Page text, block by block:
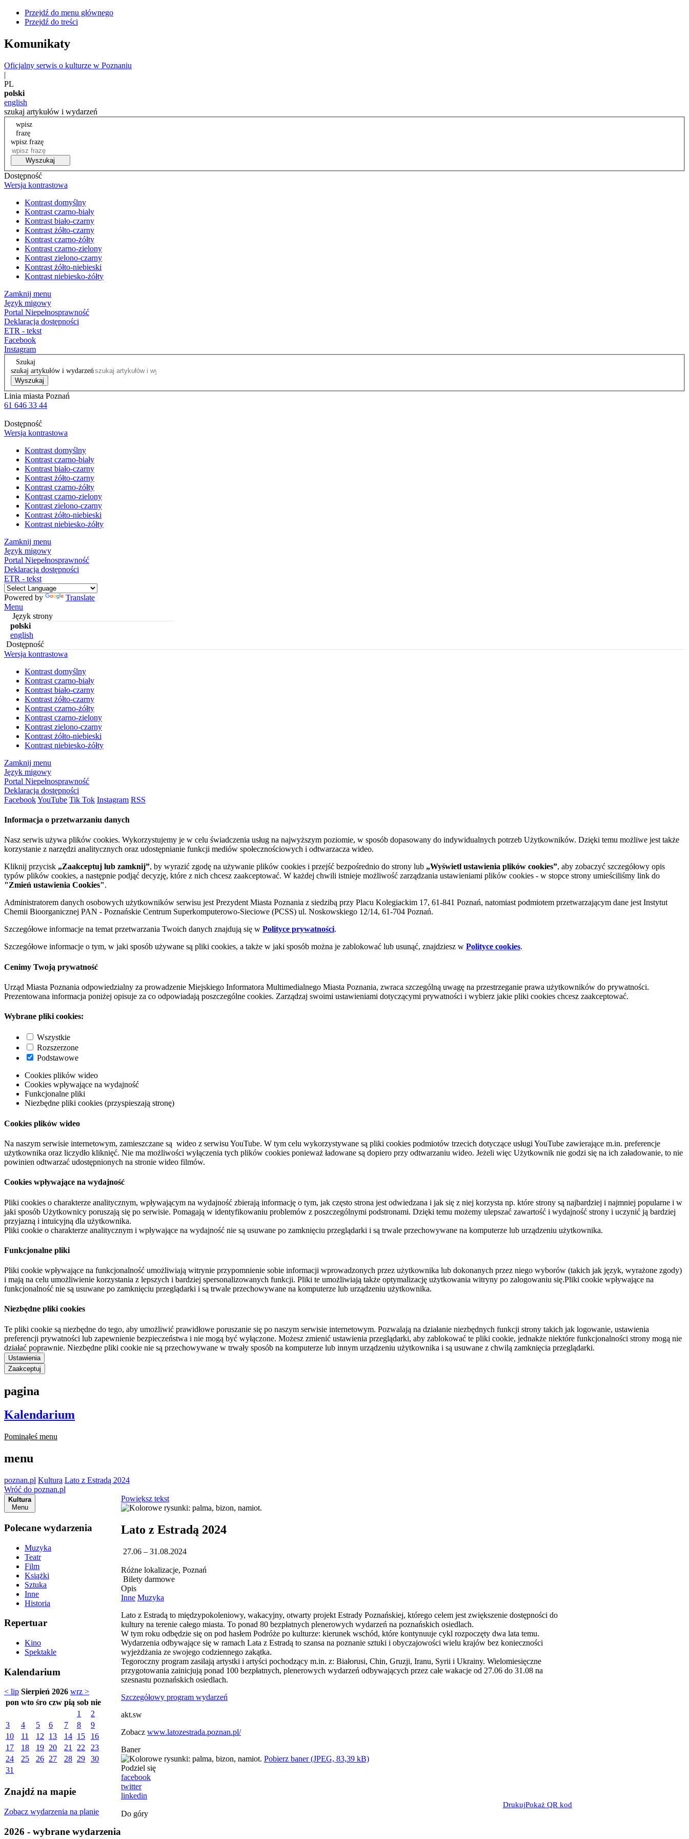
Przejdź do menu głównego
Przejdź do treści
Komunikaty
Oficjalny serwis o kulturze w Poznaniu
|
PL
polski
english
szukaj artykułów i wydarzeń
wpisz
frazę
wpisz frazę
Wyszukaj
Dostępność
Wersja kontrastowa
Kontrast domyślny
Kontrast czarno-biały
Kontrast biało-czarny
Kontrast żółto-czarny
Kontrast czarno-żółty
Kontrast czarno-zielony
Kontrast zielono-czarny
Kontrast żółto-niebieski
Kontrast niebiesko-żółty
Zamknij menu
Język migowy
Portal Niepełnosprawność
Deklaracja dostępności
ETR - tekst
Facebook
Instagram
Szukaj
szukaj artykułów i wydarzeń
Wyszukaj
Linia miasta Poznań
61 646 33 44
Dostępność
Wersja kontrastowa
Kontrast domyślny
Kontrast czarno-biały
Kontrast biało-czarny
Kontrast żółto-czarny
Kontrast czarno-żółty
Kontrast czarno-zielony
Kontrast zielono-czarny
Kontrast żółto-niebieski
Kontrast niebiesko-żółty
Zamknij menu
Język migowy
Portal Niepełnosprawność
Deklaracja dostępności
ETR - tekst
Powered by
Translate
Menu
Język strony
polski
english
Dostępność
Wersja kontrastowa
Kontrast domyślny
Kontrast czarno-biały
Kontrast biało-czarny
Kontrast żółto-czarny
Kontrast czarno-żółty
Kontrast czarno-zielony
Kontrast zielono-czarny
Kontrast żółto-niebieski
Kontrast niebiesko-żółty
Zamknij menu
Język migowy
Portal Niepełnosprawność
Deklaracja dostępności
FacebookYouTube Tik Tok Instagram RSS
Informacja o przetwarzaniu danych
Nasz serwis używa plików cookies. Wykorzystujemy je w celu świadczenia usług na najwyższym poziomie, w sposób dopasowany do indywidualnych potrzeb Użytkowników. Dzięki temu możliwe jest także
korzystanie z narzędzi analitycznych oraz udostępnianie funkcji mediów społecznościowych i odtwarzacza wideo.
Kliknij przycisk „Zaakceptuj lub zamknij”, by wyrazić zgodę na używanie plików cookies i przejść bezpośrednio do strony lub „Wyświetl ustawienia plików cookies”, aby zobaczyć szczegółowy opis
typów plików cookies, a następnie podjąć decyzję, które z nich chcesz zaakceptować. W każdej chwili istnieje możliwość zarządzania ustawieniami plików cookies - w stopce strony umieściliśmy link do
"Zmień ustawienia Cookies".
Administratorem danych osobowych użytkowników serwisu jest Prezydent Miasta Poznania z siedzibą przy Placu Kolegiackim 17, 61-841 Poznań, natomiast podmiotem przetwarzającym dane jest Instytut
Chemii Bioorganicznej PAN - Poznańskie Centrum Superkomputerowo-Sieciowe (PCSS) ul. Noskowskiego 12/14, 61-704 Poznań.
Szczegółowe informacje na temat przetwarzania Twoich danych znajdują się w Polityce prywatności.
Szczegółowe informacje o tym, w jaki sposób używane są pliki cookies, a także w jaki sposób można je zablokować lub usunąć, znajdziesz w Polityce cookies.
Cenimy Twoją prywatność
Urząd Miasta Poznania odpowiedzialny za prowadzenie Miejskiego Informatora Multimedialnego Miasta Poznania, zwraca szczególną uwagę na przestrzeganie prawa użytkowników do prywatności.
Prezentowana informacja poniżej opisuje za co odpowiadają poszczególne cookies. Zarządzaj swoimi ustawieniami dotyczącymi prywatności i wybierz jakie pliki cookies chcesz zaakceptować.
Wybrane pliki cookies:
Wszystkie
Rozszerzone
Podstawowe
Cookies plików wideo
Cookies wpływające na wydajność
Funkcjonalne pliki
Niezbędne pliki cookies (przyspieszają stronę)
Cookies plików wideo
Na naszym serwisie internetowym, zamieszczane są wideo z serwisu YouTube. W tym celu wykorzystywane są pliki cookies podmiotów trzecich dotyczące usługi YouTube zawierające m.in. preferencje
użytkownika oraz liczydło kliknięć. Nie ma możliwości wyłączenia tych plików cookies ponieważ ładowane są dopiero przy odtwarzaniu wideo. Jeżeli więc Użytkownik nie godzi się na ich załadowanie, to nie
powinien odtwarzać udostępnionych na stronie wideo filmów.
Cookies wpływające na wydajność
Pliki cookies o charakterze analitycznym, wpływającym na wydajność zbierają informację o tym, jak często strona jest odwiedzana i jak się z niej korzysta np. które strony są najbardziej i najmniej popularne i w
jaki sposób Użytkownicy poruszają się po serwisie. Pomagają w identyfikowaniu problemów z poszczególnymi podstronami. Dzięki temu możemy ulepszać zawartość i wydajność strony i uczynić ją bardziej
przyjazną i intuicyjną dla użytkownika.
Pliki cookie o charakterze analitycznym i wpływające na wydajność nie są usuwane po zamknięciu przeglądarki i są trwale przechowywane na komputerze lub urządzeniu użytkownika.
Funkcjonalne pliki
Pliki cookie wpływające na funkcjonalność umożliwiają witrynie przypomnienie sobie informacji wprowadzonych przez użytkownika lub dokonanych przez niego wyborów (takich jak język, wyrażone zgody)
i mają na celu umożliwienie korzystania z lepszych i bardziej spersonalizowanych funkcji. Pliki te umożliwiają także optymalizację użytkowania witryny po zalogowaniu się.Pliki cookie wpływające na
funkcjonalność nie są usuwane po zamknięciu przeglądarki i są trwale przechowywane na komputerze lub urządzeniu użytkownika.
Niezbędne pliki cookies
Te pliki cookie są niezbędne do tego, aby umożliwić prawidłowe poruszanie się po naszym serwisie internetowym. Pozwalają na działanie niezbędnych funkcji strony takich jak logowanie, ustawienia
preferencji prywatności lub zapewnienie bezpieczeństwa i nie mogą być wyłączone. Możesz zmienić ustawienia przeglądarki, aby zablokować te pliki cookie, jednakże niektóre funkcjonalności strony mogą nie
działać poprawnie. Niezbędne pliki cookie nie są przechowywane w trwały sposób na komputerze lub innym urządzeniu użytkownika i są usuwane z chwilą zamknięcia przeglądarki.
Ustawienia
Zaakceptuj
pagina
Kalendarium
Pominąłeś menu
menu
poznan.pl Kultura Lato z Estradą 2024
Wróć do poznan.pl
Kultura
Menu
Polecane wydarzenia
Muzyka
Teatr
Film
Książki
Sztuka
Inne
Historia
Repertuar
Kino
Spektakle
Kalendarium
< lip Sierpień 2026 wrz >
pon wto śro czw pią sob nie
1
2
3
4 5 6 7 8
9
10
11 12 13 14 15
16
17
18 19 20 21 22
23
24
25 26 27 28 29
30
31
Znajdź na mapie
Zobacz wydarzenia na planie
2026 - wybrane wydarzenia
Powiększ tekst
Lato z Estradą 2024
27.06 – 31.08.2024
Różne lokalizacje, Poznań
Bilety darmowe
Opis
Inne Muzyka
Lato z Estradą to międzypokoleniowy, wakacyjny, otwarty projekt Estrady Poznańskiej, którego celem jest zwiększenie dostępności do
kultury na terenie całego miasta. To ponad 80 bezpłatnych plenerowych wydarzeń na poznańskich osiedlach.
W tym roku odbędzie się on pod hasłem Podróże po kulturze: kierunek wschód, które kontynuuje cykl rozpoczęty dwa lata temu.
Wydarzenia odbywające się w ramach Lata z Estradą to szansa na poznanie sztuki i obyczajowości wielu krajów bez konieczności
wyjeżdżania ze swojego codziennego zakątka.
Tegoroczny program zasilają artystki i artyści pochodzący m.in. z: Białorusi, Chin, Gruzji, Iranu, Syrii i Ukrainy. Wielomiesięczne
przygotowania zainicjują ponad 100 bezpłatnych, plenerowych wydarzeń odbywających przez całe wakacje od 27.06 do 31.08 na
szesnastu poznańskich osiedlach.
Szczegółowy program wydarzeń
akt.sw
Zobacz www.latozestrada.poznan.pl/
Baner
Pobierz baner (JPEG, 83,39 kB)
Podziel się
facebook
twitter
linkedin
DrukujPokaż QR kod
Do góry